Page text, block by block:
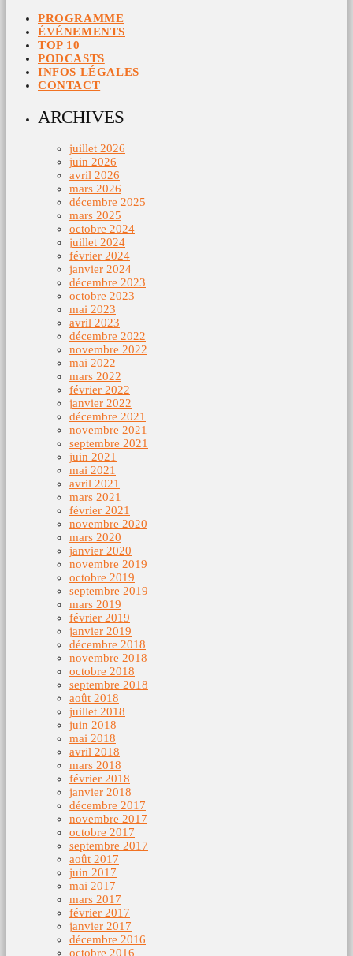
PROGRAMME
ÉVÉNEMENTS
TOP 10
PODCASTS
INFOS LÉGALES
CONTACT
ARCHIVES
juillet 2026
juin 2026
avril 2026
mars 2026
décembre 2025
mars 2025
octobre 2024
juillet 2024
février 2024
janvier 2024
décembre 2023
octobre 2023
mai 2023
avril 2023
décembre 2022
novembre 2022
mai 2022
mars 2022
février 2022
janvier 2022
décembre 2021
novembre 2021
septembre 2021
juin 2021
mai 2021
avril 2021
mars 2021
février 2021
novembre 2020
mars 2020
janvier 2020
novembre 2019
octobre 2019
septembre 2019
mars 2019
février 2019
janvier 2019
décembre 2018
novembre 2018
octobre 2018
septembre 2018
août 2018
juillet 2018
juin 2018
mai 2018
avril 2018
mars 2018
février 2018
janvier 2018
décembre 2017
novembre 2017
octobre 2017
septembre 2017
août 2017
juin 2017
mai 2017
mars 2017
février 2017
janvier 2017
décembre 2016
octobre 2016